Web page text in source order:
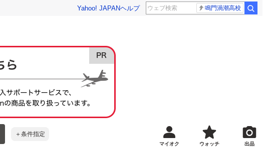
Yahoo! JAPANヘルプ 鳴門渦潮高校
＋条件指定
マイオク ウォッチ 出品